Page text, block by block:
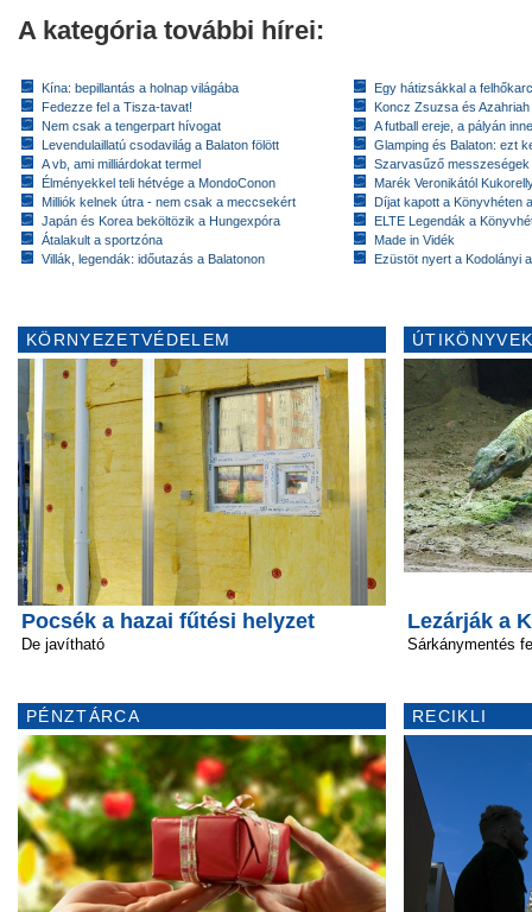
A kategória további hírei:
Kína: bepillantás a holnap világába
Fedezze fel a Tisza-tavat!
Nem csak a tengerpart hívogat
Levendulaillatú csodavilág a Balaton fölött
A vb, ami milliárdokat termel
Élményekkel teli hétvége a MondoConon
Milliók kelnek útra - nem csak a meccsekért
Japán és Korea beköltözik a Hungexpóra
Átalakult a sportzóna
Villák, legendák: időutazás a Balatonon
Egy hátizsákkal a
Koncz Zsuzsa és
A futball ereje, a pályán
Glamping és Balaton: ezt
Szarvasűző messzeségek
Marék Veronikától
Díjat kapott a Könyvhéten
ELTE Legendák a
Made in Vidék
Ezüstöt nyert a Kodolányi
KÖRNYEZETVÉDELEM
Pocsék a hazai fűtési helyzet
De javítható
PÉNZTÁRCA
Lezárják a
Sárkánymentés
RECIKLI